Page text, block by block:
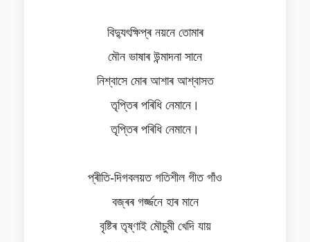
বিদ্যুৎক্ষিপ্ৰ নয়নে তোমাৰ
মৌন ভাষাৰ উন্মাদনা সানে
নিশ্বাসে মোৰ আশাৰ আশ্বাসত
তৃপ্তিৰ পৰিধি নেমানে।
তৃপ্তিৰ পৰিধি নেমানে।
প্ৰীতি-দিগবলয়ত গতিশীল গীত গাঁও
বজ্ৰৰ গৰ্জ্জনে হাৰ মানে
বৃষ্টিৰ তৃষ্ণাই মৌচুমী খেদি যায়